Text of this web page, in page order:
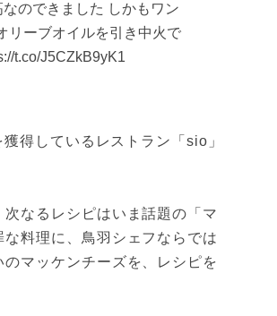
のできました しかもワン
リーブオイルを引き中火で
t.co/J5CZkB9yK1
得しているレストラン「sio」
なるレシピはいま話題の「マ
料理に、鳥羽シェフならでは
マッケンチーズを、レシピを